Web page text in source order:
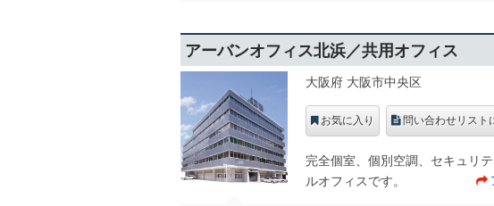
アーバンオフィス北浜／共用オフィス
大阪府 大阪市中央区
お気に入り 問い合わせリスト
完全個室、個別空調、セキュリ
ルオフィスです。